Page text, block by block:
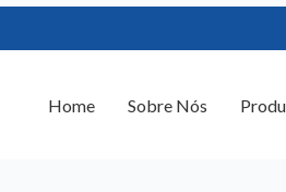
Home Sobre Nós